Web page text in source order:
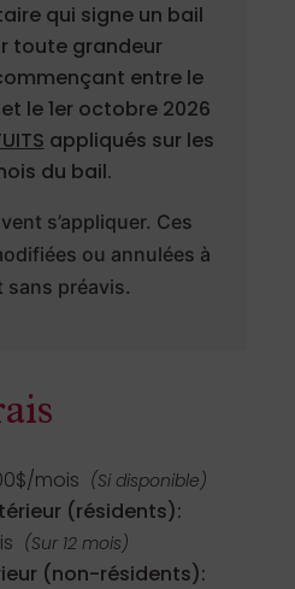
qui signe un bail
toute grandeur
entre le
le 1er octobre 2026
appliqués sur les
du bail.
s’appliquer. Ces
ou annulées à
sans préavis.
mois (Si disponible)
(résidents):
(Sur 12 mois)
(non-résidents):